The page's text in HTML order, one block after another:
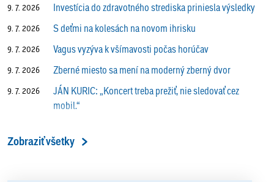
9. 7. 2026 Investícia do zdravotného strediska priniesla výsledky
9. 7. 2026 S deťmi na kolesách na novom ihrisku
9. 7. 2026 Vagus vyzýva k všímavosti počas horúčav
9. 7. 2026 Zberné miesto sa mení na moderný zberný dvor
9. 7. 2026
JÁN KURIC: „Koncert treba prežiť, nie sledovať cez
mobil.“
9. 7. 2026
ALENA PETÁKOVÁ: „Splnila som si všetko, čo som si
Zobraziť všetky